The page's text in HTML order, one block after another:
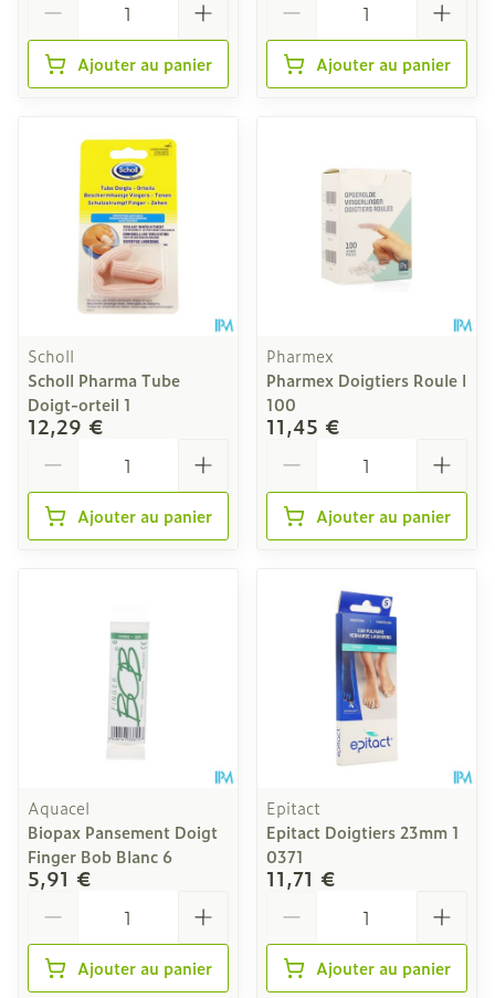
Ajouter au panier Ajouter au panier
Scholl
Scholl Pharma Tube
Doigt-orteil 1
12,29 €
Ajouter au panier
Pharmex
Pharmex Doigtiers Roule l
100
11,45 €
Ajouter au panier
Aquacel
Biopax Pansement Doigt
Finger Bob Blanc 6
5,91 €
Ajouter au panier
Epitact
Epitact Doigtiers 23mm 1
0371
11,71 €
Ajouter au panier